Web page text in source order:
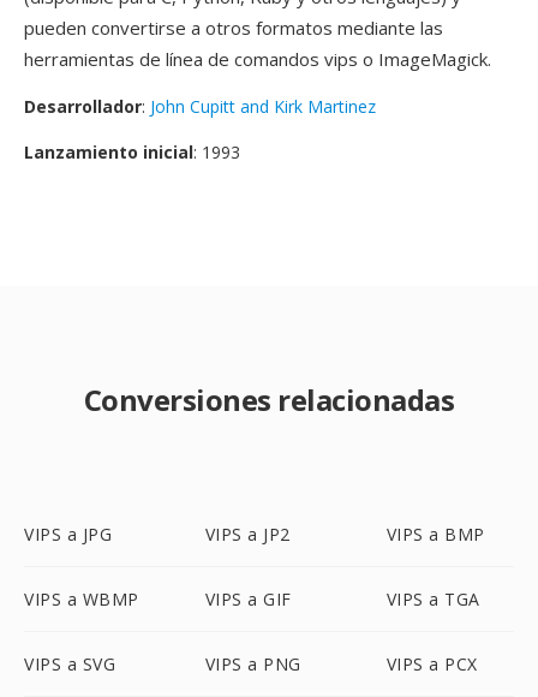
pueden convertirse a otros formatos mediante las
herramientas de línea de comandos vips o ImageMagick.
Desarrollador: John Cupitt and Kirk Martinez
Lanzamiento inicial: 1993
Conversiones relacionadas
VIPS a JPG VIPS a JP2 VIPS a BMP
VIPS a WBMP VIPS a GIF VIPS a TGA
VIPS a SVG VIPS a PNG VIPS a PCX